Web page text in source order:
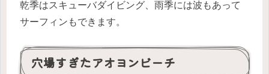
乾季はスキューバダイビング、雨季には波もあって
サーフィンもできます。
穴場すぎたアオヨンビーチ